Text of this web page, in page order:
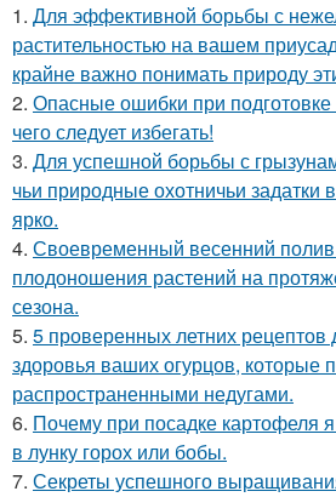
1. Для эффективной борьбы с
растительностью на вашем
крайне важно понимать природу
2. Опасные ошибки при
чего следует избегать!
3. Для успешной борьбы с
чьи природные охотничьи
ярко.
4. Своевременный весенний полив
плодоношения растений на
сезона.
5. 5 проверенных летних
здоровья ваших огурцов, которые
распространенными недугами.
6. Почему при посадке картофеля
в лунку горох или бобы.
7. Секреты успешного